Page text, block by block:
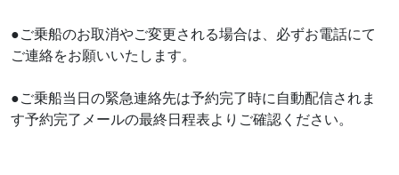
●ご乗船のお取消やご変更される場合は、必ずお電話にて
ご連絡をお願いいたします。
●ご乗船当日の緊急連絡先は予約完了時に自動配信されま
す予約完了メールの最終日程表よりご確認ください。